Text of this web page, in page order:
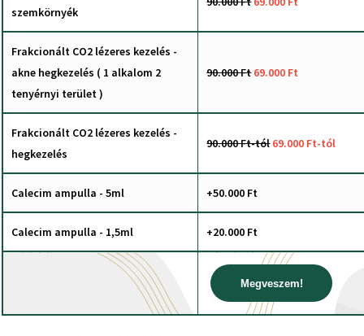
szemkörnyék
Frakcionált CO2 lézeres kezelés -
akne hegkezelés ( 1 alkalom 2
tenyérnyi terület )
90.000 Ft69.000 Ft
Frakcionált CO2 lézeres kezelés -
hegkezelés
90.000 Ft-tól69.000 Ft-tól
Calecim ampulla - 5ml +50.000 Ft
Calecim ampulla - 1,5ml +20.000 Ft
Megveszem!